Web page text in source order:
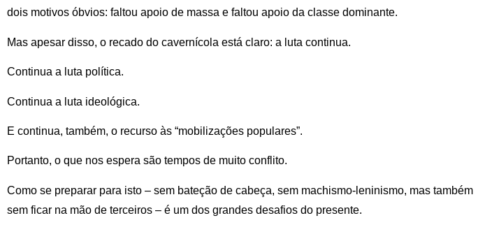
dois motivos óbvios: faltou apoio de massa e faltou apoio da classe dominante.
Mas apesar disso, o recado do cavernícola está claro: a luta continua.
Continua a luta política.
Continua a luta ideológica.
E continua, também, o recurso às “mobilizações populares”.
Portanto, o que nos espera são tempos de muito conflito.
Como se preparar para isto – sem bateção de cabeça, sem machismo-leninismo, mas também
sem ficar na mão de terceiros – é um dos grandes desafios do presente.